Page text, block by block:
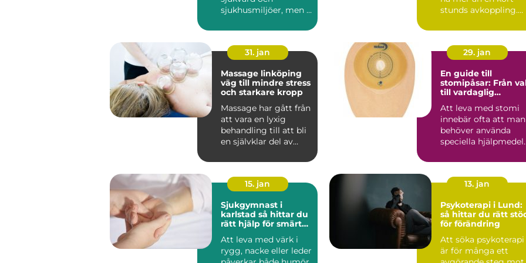
sjukhusmiljöer, men i
vanliga på...
stunds avkoppling.
rörligare,...
31. jan
Massage linköping
väg till mindre stress
och starkare kropp
Massage har gått från
att vara en lyxig
behandling till att bli
en självklar del av
29. jan
En guide till
stomipåsar: Från
till vardaglig
Att leva med stomi
innebär ofta att man
behöver använda
speciella hjälpmedel
15. jan
Sjukgymnast i
karlstad så hittar du
rätt hjälp för smärta
Att leva med värk i
rygg, nacke eller leder
13. jan
Psykoterapi i Lund:
så hittar du rätt
för förändring
Att söka psykoterapi
är för många ett